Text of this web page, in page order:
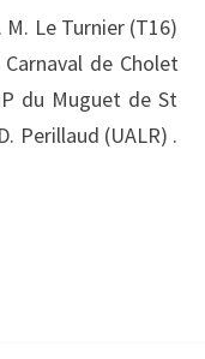
Le Turnier (T16)
de Cholet
du Muguet de St
Perillaud (UALR) .